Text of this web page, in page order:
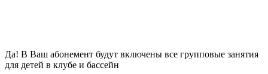
Да! В Ваш абонемент будут включены все групповые занятия
для детей в клубе и бассейн